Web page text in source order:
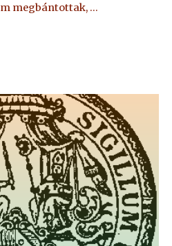
megbántottak, …